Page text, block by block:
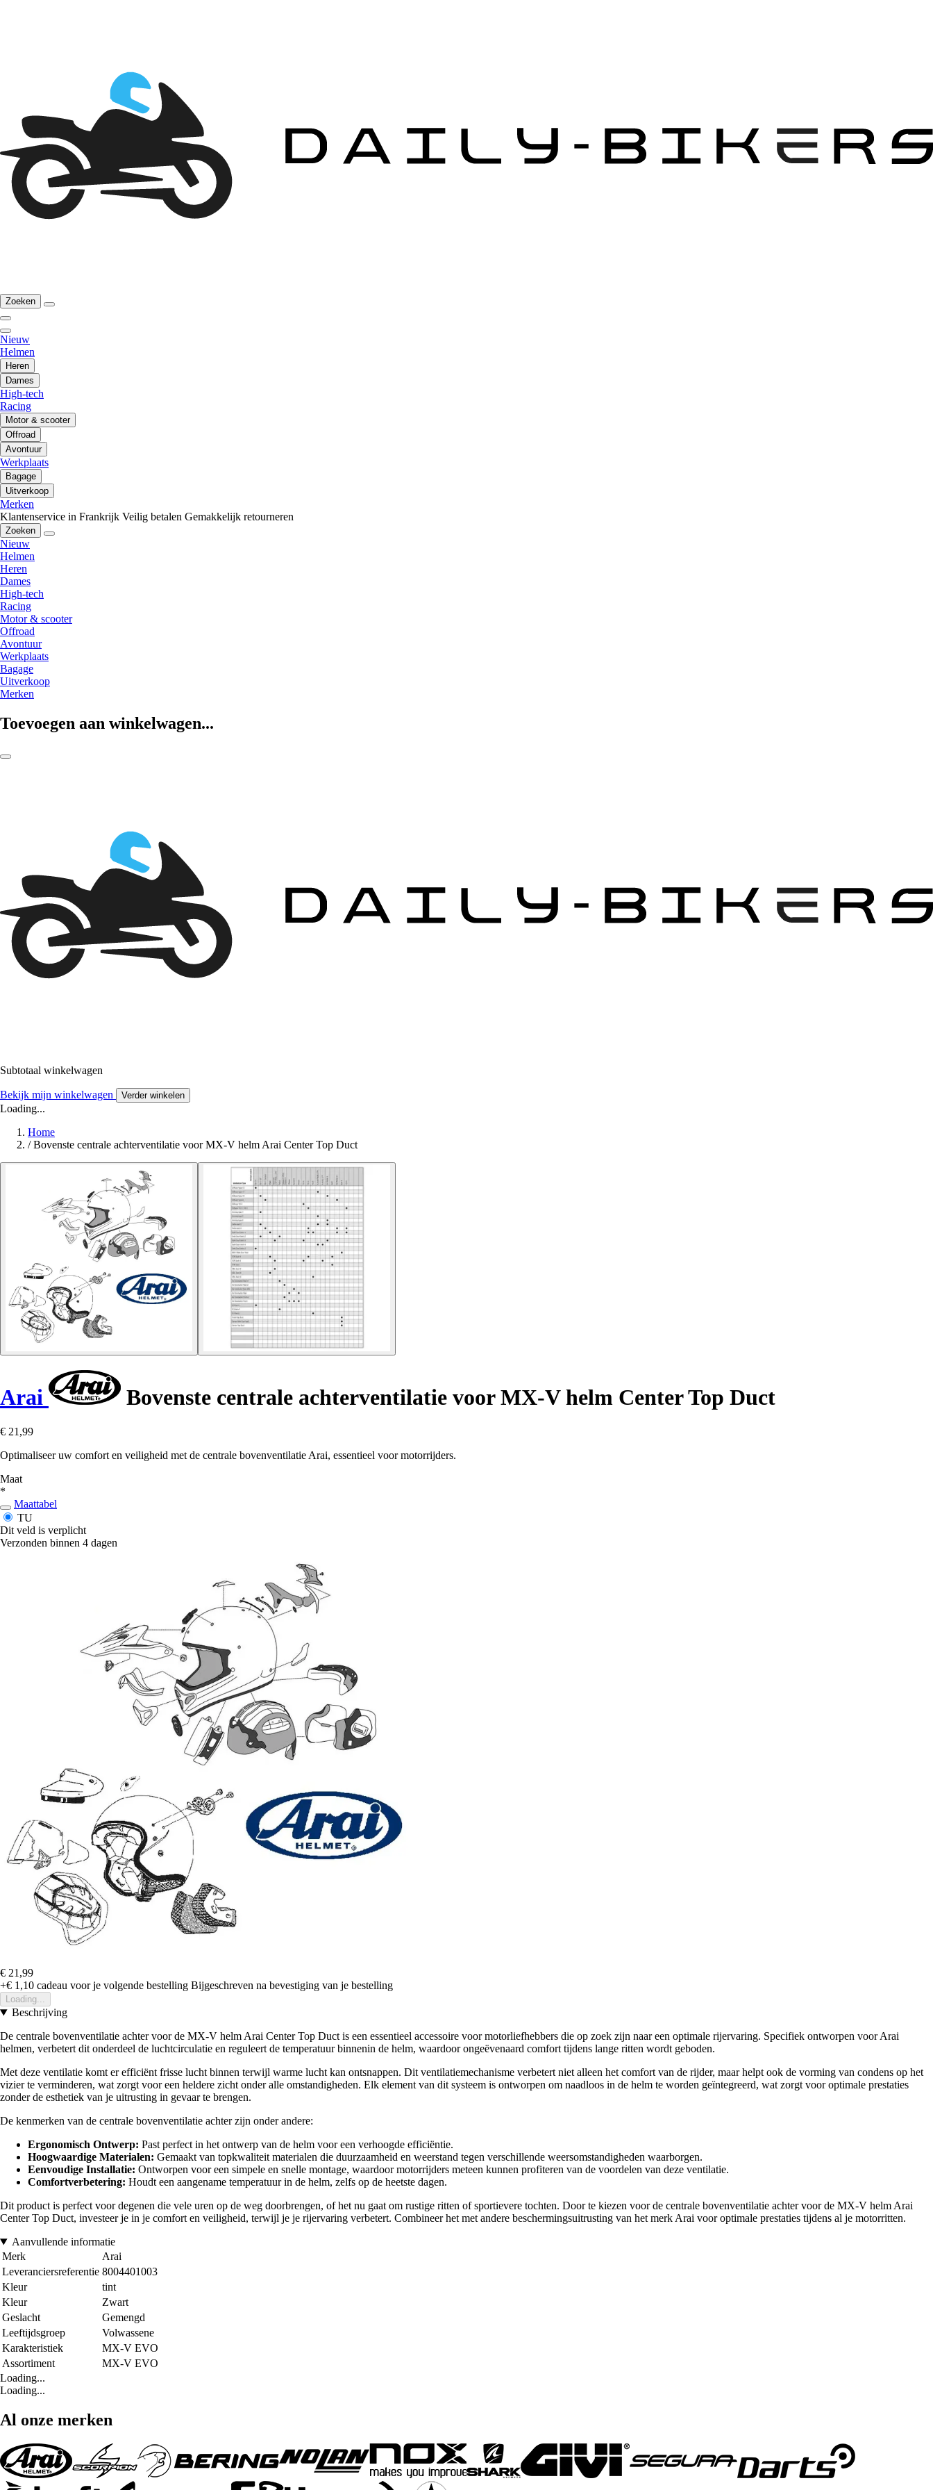
Zoeken
Nieuw
Helmen
Heren
Dames
High-tech
Racing
Motor & scooter
Offroad
Avontuur
Werkplaats
Bagage
Uitverkoop
Merken
Klantenservice in Frankrijk Veilig betalen Gemakkelijk retourneren
Zoeken
Nieuw
Helmen
Heren
Dames
High-tech
Racing
Motor & scooter
Offroad
Avontuur
Werkplaats
Bagage
Uitverkoop
Merken
Toevoegen aan winkelwagen...
Subtotaal winkelwagen
Bekijk mijn winkelwagen Verder winkelen
Loading...
Home
/ Bovenste centrale achterventilatie voor MX-V helm Arai Center Top Duct
Arai Bovenste centrale achterventilatie voor MX-V helm Center Top Duct
€ 21,99
Optimaliseer uw comfort en veiligheid met de centrale bovenventilatie Arai, essentieel voor motorrijders.
Maat
*
Maattabel
TU
Dit veld is verplicht
Verzonden binnen 4 dagen
€ 21,99
+€ 1,10 cadeau voor je volgende bestelling Bijgeschreven na bevestiging van je bestelling
Loading...
Beschrijving
De centrale bovenventilatie achter voor de MX-V helm Arai Center Top Duct is een essentieel accessoire voor motorliefhebbers die op zoek zijn naar een optimale rijervaring. Specifiek ontworpen voor Arai
helmen, verbetert dit onderdeel de luchtcirculatie en reguleert de temperatuur binnenin de helm, waardoor ongeëvenaard comfort tijdens lange ritten wordt geboden.
Met deze ventilatie komt er efficiënt frisse lucht binnen terwijl warme lucht kan ontsnappen. Dit ventilatiemechanisme verbetert niet alleen het comfort van de rijder, maar helpt ook de vorming van condens op het
vizier te verminderen, wat zorgt voor een heldere zicht onder alle omstandigheden. Elk element van dit systeem is ontworpen om naadloos in de helm te worden geïntegreerd, wat zorgt voor optimale prestaties
zonder de esthetiek van je uitrusting in gevaar te brengen.
De kenmerken van de centrale bovenventilatie achter zijn onder andere:
Ergonomisch Ontwerp: Past perfect in het ontwerp van de helm voor een verhoogde efficiëntie.
Hoogwaardige Materialen: Gemaakt van topkwaliteit materialen die duurzaamheid en weerstand tegen verschillende weersomstandigheden waarborgen.
Eenvoudige Installatie: Ontworpen voor een simpele en snelle montage, waardoor motorrijders meteen kunnen profiteren van de voordelen van deze ventilatie.
Comfortverbetering: Houdt een aangename temperatuur in de helm, zelfs op de heetste dagen.
Dit product is perfect voor degenen die vele uren op de weg doorbrengen, of het nu gaat om rustige ritten of sportievere tochten. Door te kiezen voor de centrale bovenventilatie achter voor de MX-V helm Arai
Center Top Duct, investeer je in je comfort en veiligheid, terwijl je je rijervaring verbetert. Combineer het met andere beschermingsuitrusting van het merk Arai voor optimale prestaties tijdens al je motorritten.
Aanvullende informatie
Merk
Arai
Leveranciersreferentie 8004401003
Kleur
tint
Kleur
Zwart
Geslacht
Gemengd
Leeftijdsgroep
Volwassene
Karakteristiek
MX-V EVO
Assortiment
MX-V EVO
Loading...
Loading...
Al onze merken